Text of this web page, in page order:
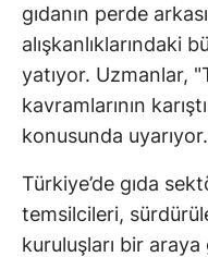
gıdanın perde
alışkanlıklarındaki
yatıyor. Uzmanlar,
kavramlarının
konusunda uyarıyor.
Türkiye’de gıda
temsilcileri,
kuruluşları bir